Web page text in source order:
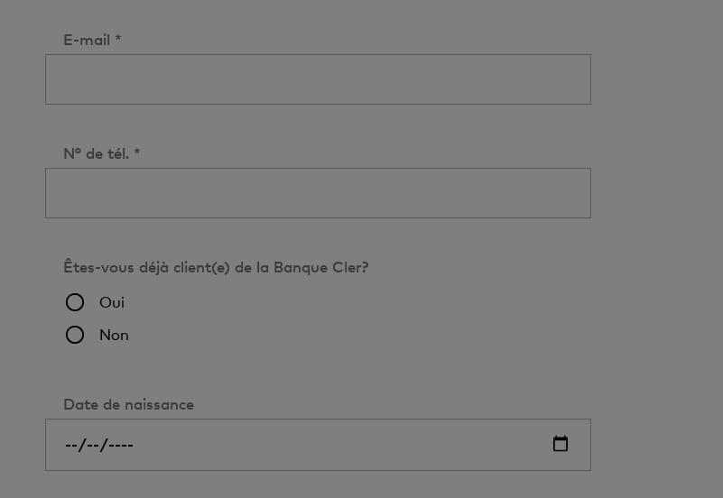
E-mail *
N° de tél. *
Êtes-vous déjà client(e) de la Banque Cler?
Oui
Non
Date de naissance